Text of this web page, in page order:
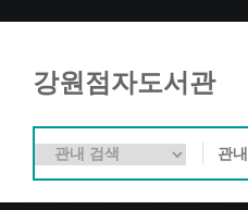
강원점자도서관